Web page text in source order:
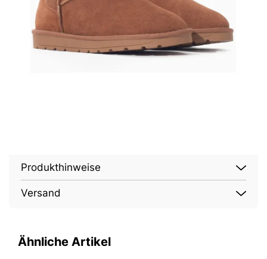
Produkthinweise
Versand
Ähnliche Artikel